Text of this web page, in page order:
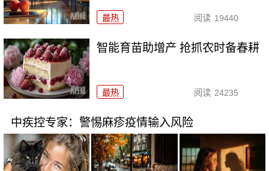
最热 阅读 19440
智能育苗助增产 抢抓农时备春耕
最热 阅读 24235
中疾控专家：警惕麻疹疫情输入风险